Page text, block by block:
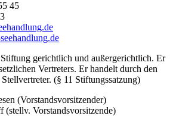
45
gerichtlich und außergerichtlich. Er
Vertreters. Er handelt durch den
(§ 11 Stiftungssatzung)
(Vorstandsvorsitzender)
Vorstandsvorsitzende)